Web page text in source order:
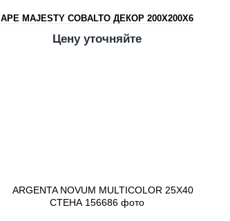
APE MAJESTY COBALTO ДЕКОР 200X200X6
Цену уточняйте